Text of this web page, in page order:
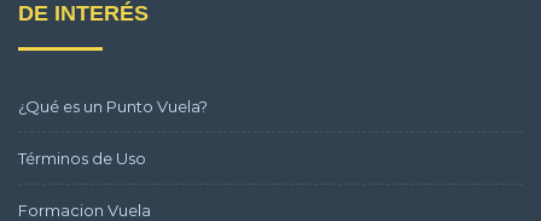
DE INTERÉS
¿Qué es un Punto Vuela?
Términos de Uso
Formacion Vuela